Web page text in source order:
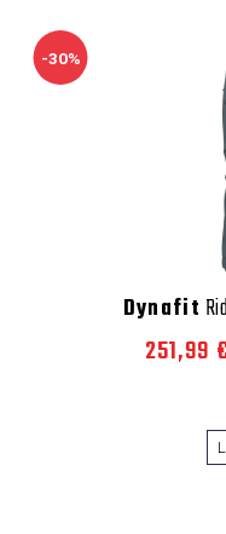
-30%
Dynafit
251,99
L